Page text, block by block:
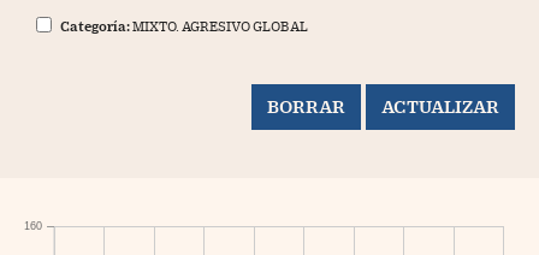
Categoría:MIXTO. AGRESIVO GLOBAL
160